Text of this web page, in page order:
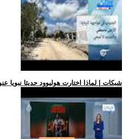
.. شبكات | لماذا اختارت هوليوود حديثا نبويا